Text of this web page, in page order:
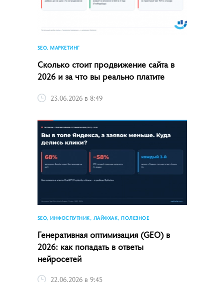
SEO, МАРКЕТИНГ
Сколько стоит продвижение сайта в
2026 и за что вы реально платите
23.06.2026 в 8:49
SEO, ИНФОСПУТНИК, ЛАЙФХАК, ПОЛЕЗНОЕ
Генеративная оптимизация (GEO) в
2026: как попадать в ответы
нейросетей
22.06.2026 в 9:45